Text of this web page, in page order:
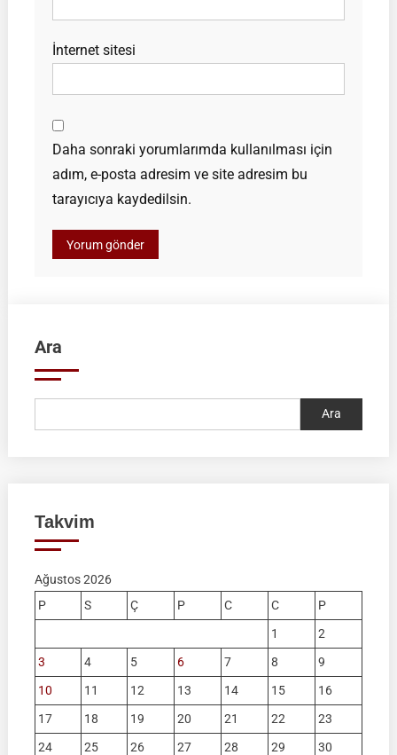
İnternet sitesi
Daha sonraki yorumlarımda kullanılması için
adım, e-posta adresim ve site adresim bu
tarayıcıya kaydedilsin.
Ara
Ara
Takvim
Ağustos 2026
P
S Ç P C C
P
1
2
3
4 5 6 7 8
9
10
11 12 13 14 15
16
17
18 19 20 21 22
23
24
25 26 27 28 29
30